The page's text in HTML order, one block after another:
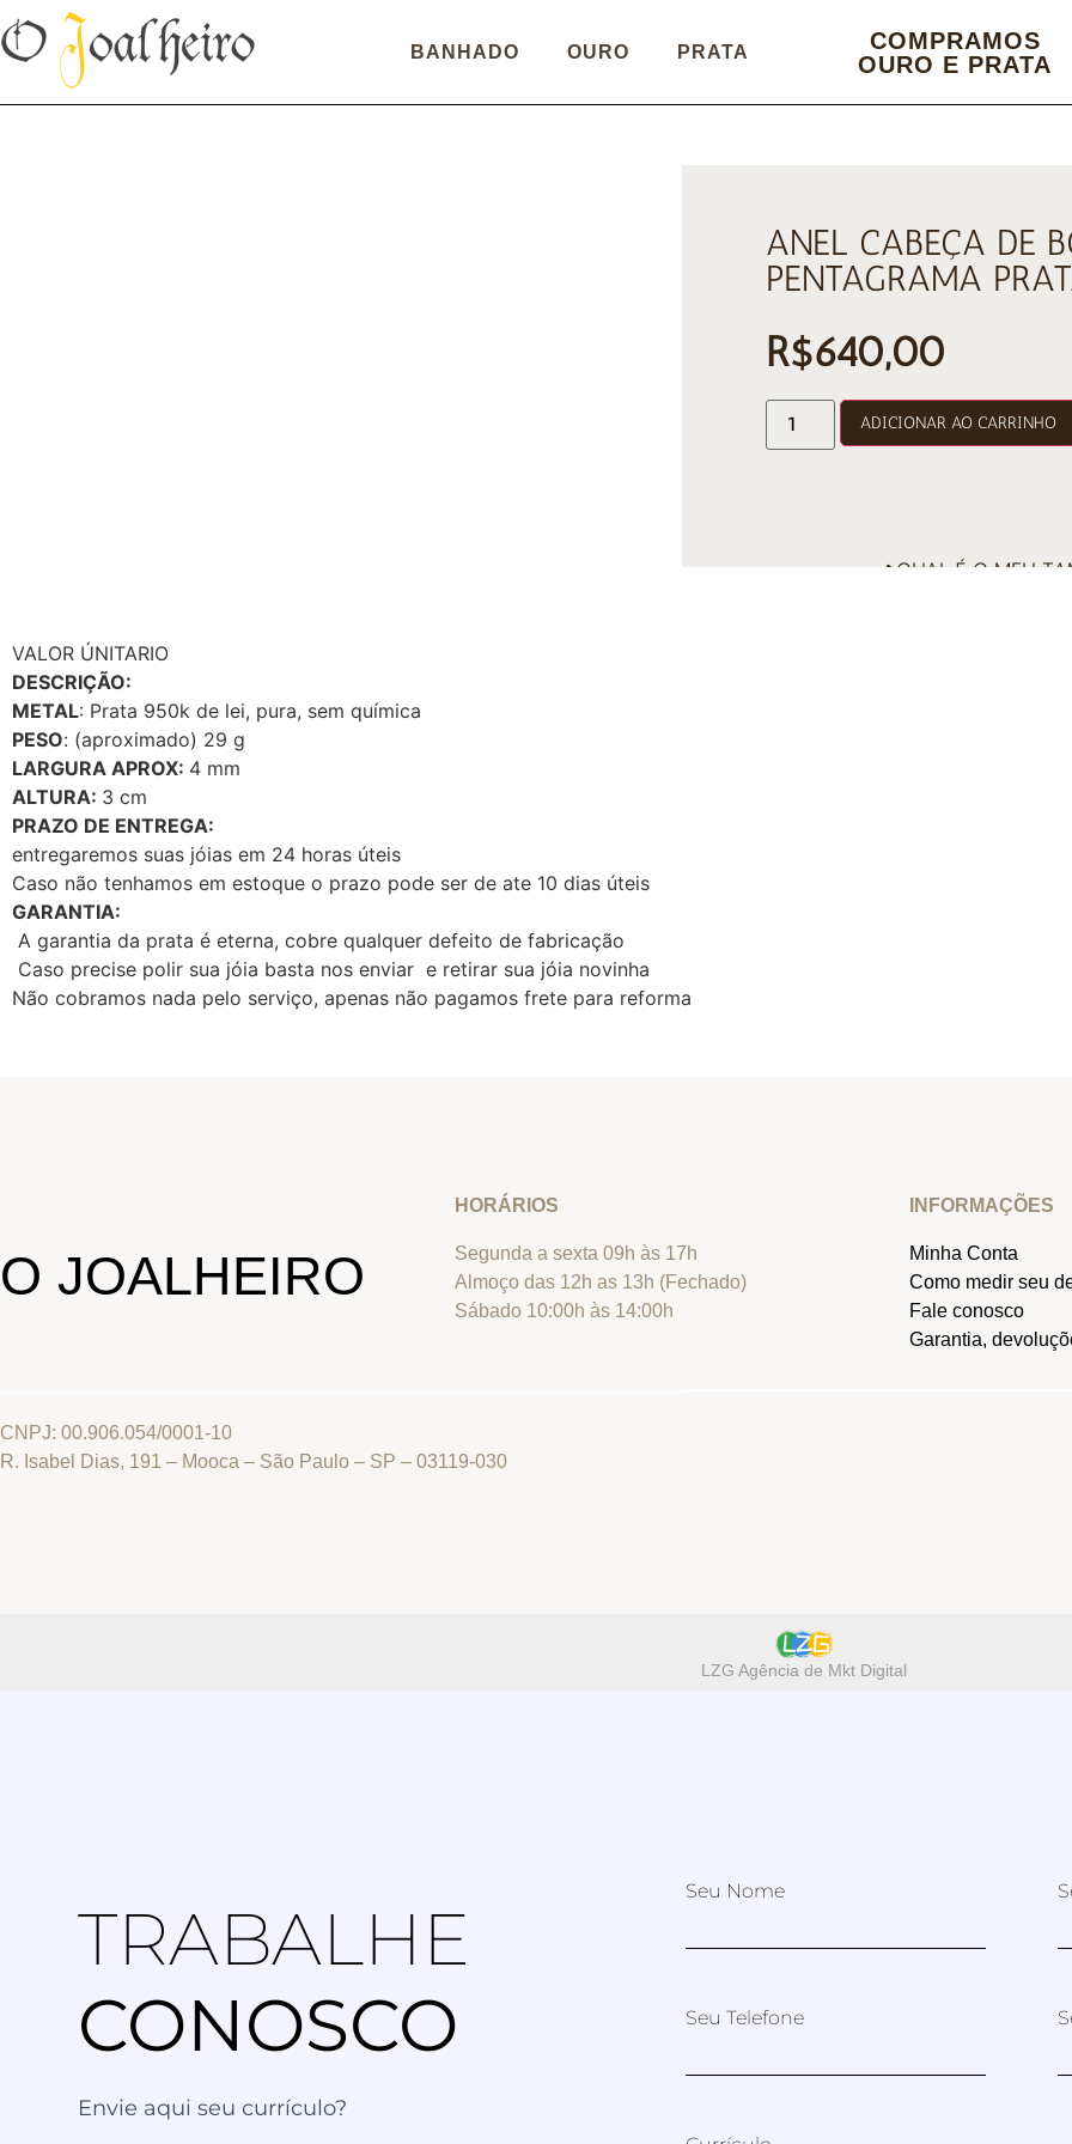
BANHADO OURO PRATA
COMPRAMOS
OURO E PRATA
ANEL CABEÇA DE
PENTAGRAMA
R$640,00
ADICIONAR AO CARRINHO
QUAL É O MEU
VALOR ÚNITARIO
DESCRIÇÃO:
METAL: Prata 950k de lei, pura, sem química
PESO: (aproximado) 29 g
LARGURA APROX: 4 mm
ALTURA: 3 cm
PRAZO DE ENTREGA:
entregaremos suas jóias em 24 horas úteis
Caso não tenhamos em estoque o prazo pode ser de ate 10 dias úteis
GARANTIA:
A garantia da prata é eterna, cobre qualquer defeito de fabricação
Caso precise polir sua jóia basta nos enviar e retirar sua jóia novinha
Não cobramos nada pelo serviço, apenas não pagamos frete para reforma
O JOALHEIRO
HORÁRIOS
Segunda a sexta 09h às 17h
Almoço das 12h as 13h (Fechado)
Sábado 10:00h às 14:00h
INFORMAÇÕES
Minha Conta
Como medir seu
Fale conosco
Garantia,
CNPJ: 00.906.054/0001-10
R. Isabel Dias, 191 – Mooca – São Paulo – SP – 03119-030
LZG Agência de Mkt Digital
TRABALHE
CONOSCO
Envie aqui seu currículo?
Seu Nome
Seu Telefone